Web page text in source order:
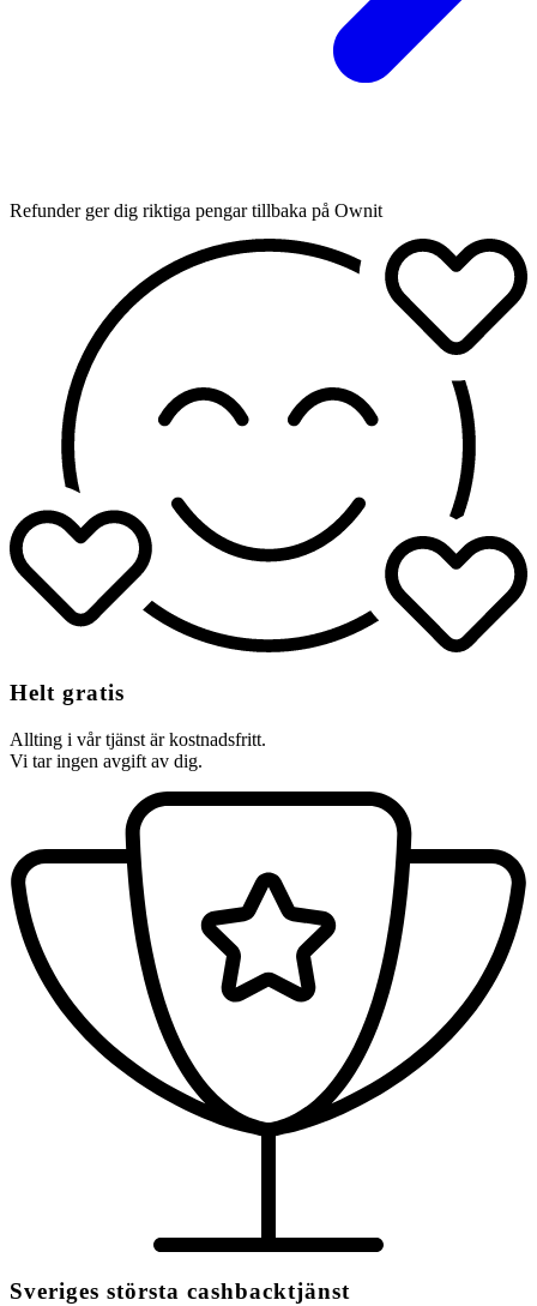
Refunder ger dig riktiga pengar tillbaka på Ownit
Helt gratis
Allting i vår tjänst är kostnadsfritt.
Vi tar ingen avgift av dig.
Sveriges största cashbacktjänst